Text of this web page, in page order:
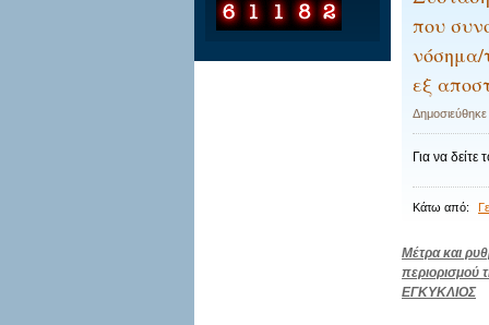
που
νόσημα/
εξ
Δημοσιεύθηκε
Για να
Κάτω από:
άρθρων
Μέτρα και
περιορισμού
ΕΓΚΥΚΛΙΟΣ